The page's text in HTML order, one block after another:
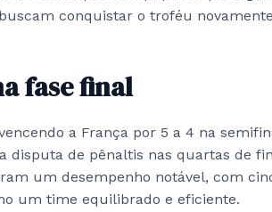
conquistar o troféu
fase final
a França por 5 a 4 na
disputa de pênaltis nas quartas de
um desempenho notável, com
um time equilibrado e eficiente.